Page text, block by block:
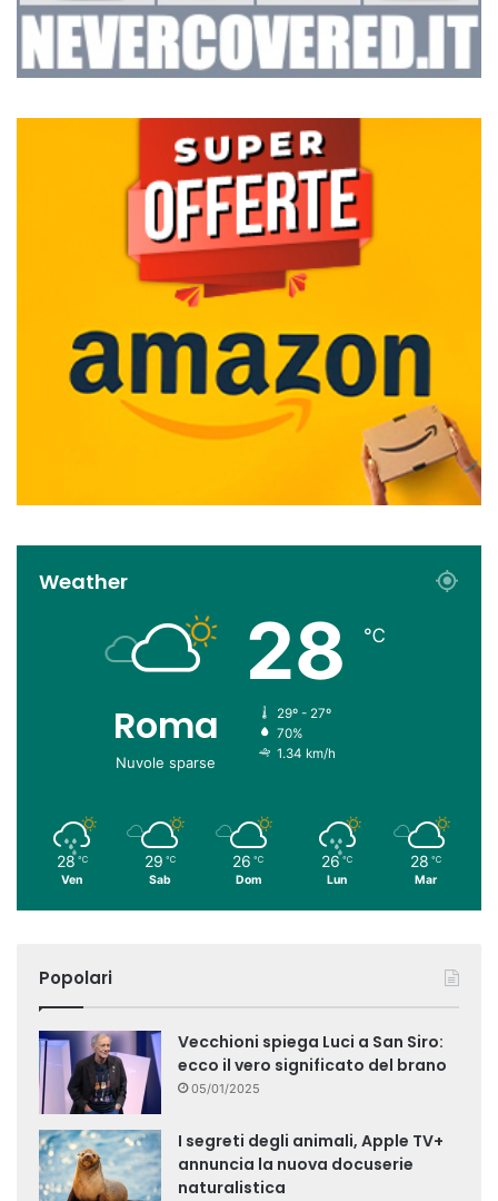
Weather
Roma
Nuvole sparse
28 ℃
29º - 27º
70%
1.34 km/h
28 ℃
Ven
29 ℃
Sab
26 ℃
Dom
26 ℃
Lun
28 ℃
Mar
Popolari
Vecchioni spiega Luci a San Siro:
ecco il vero significato del brano
05/01/2025
I segreti degli animali, Apple TV+
annuncia la nuova docuserie
naturalistica